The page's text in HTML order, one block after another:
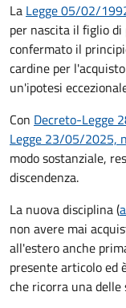
La Legge 05/02/
per nascita il figlio
confermato il
cardine per
un'ipotesi
Con Decreto-Legge
Legge 23/05/2025,
modo sostanziale,
discendenza.
La nuova disciplina (
non avere mai
all'estero anche
presente articolo ed
che ricorra una